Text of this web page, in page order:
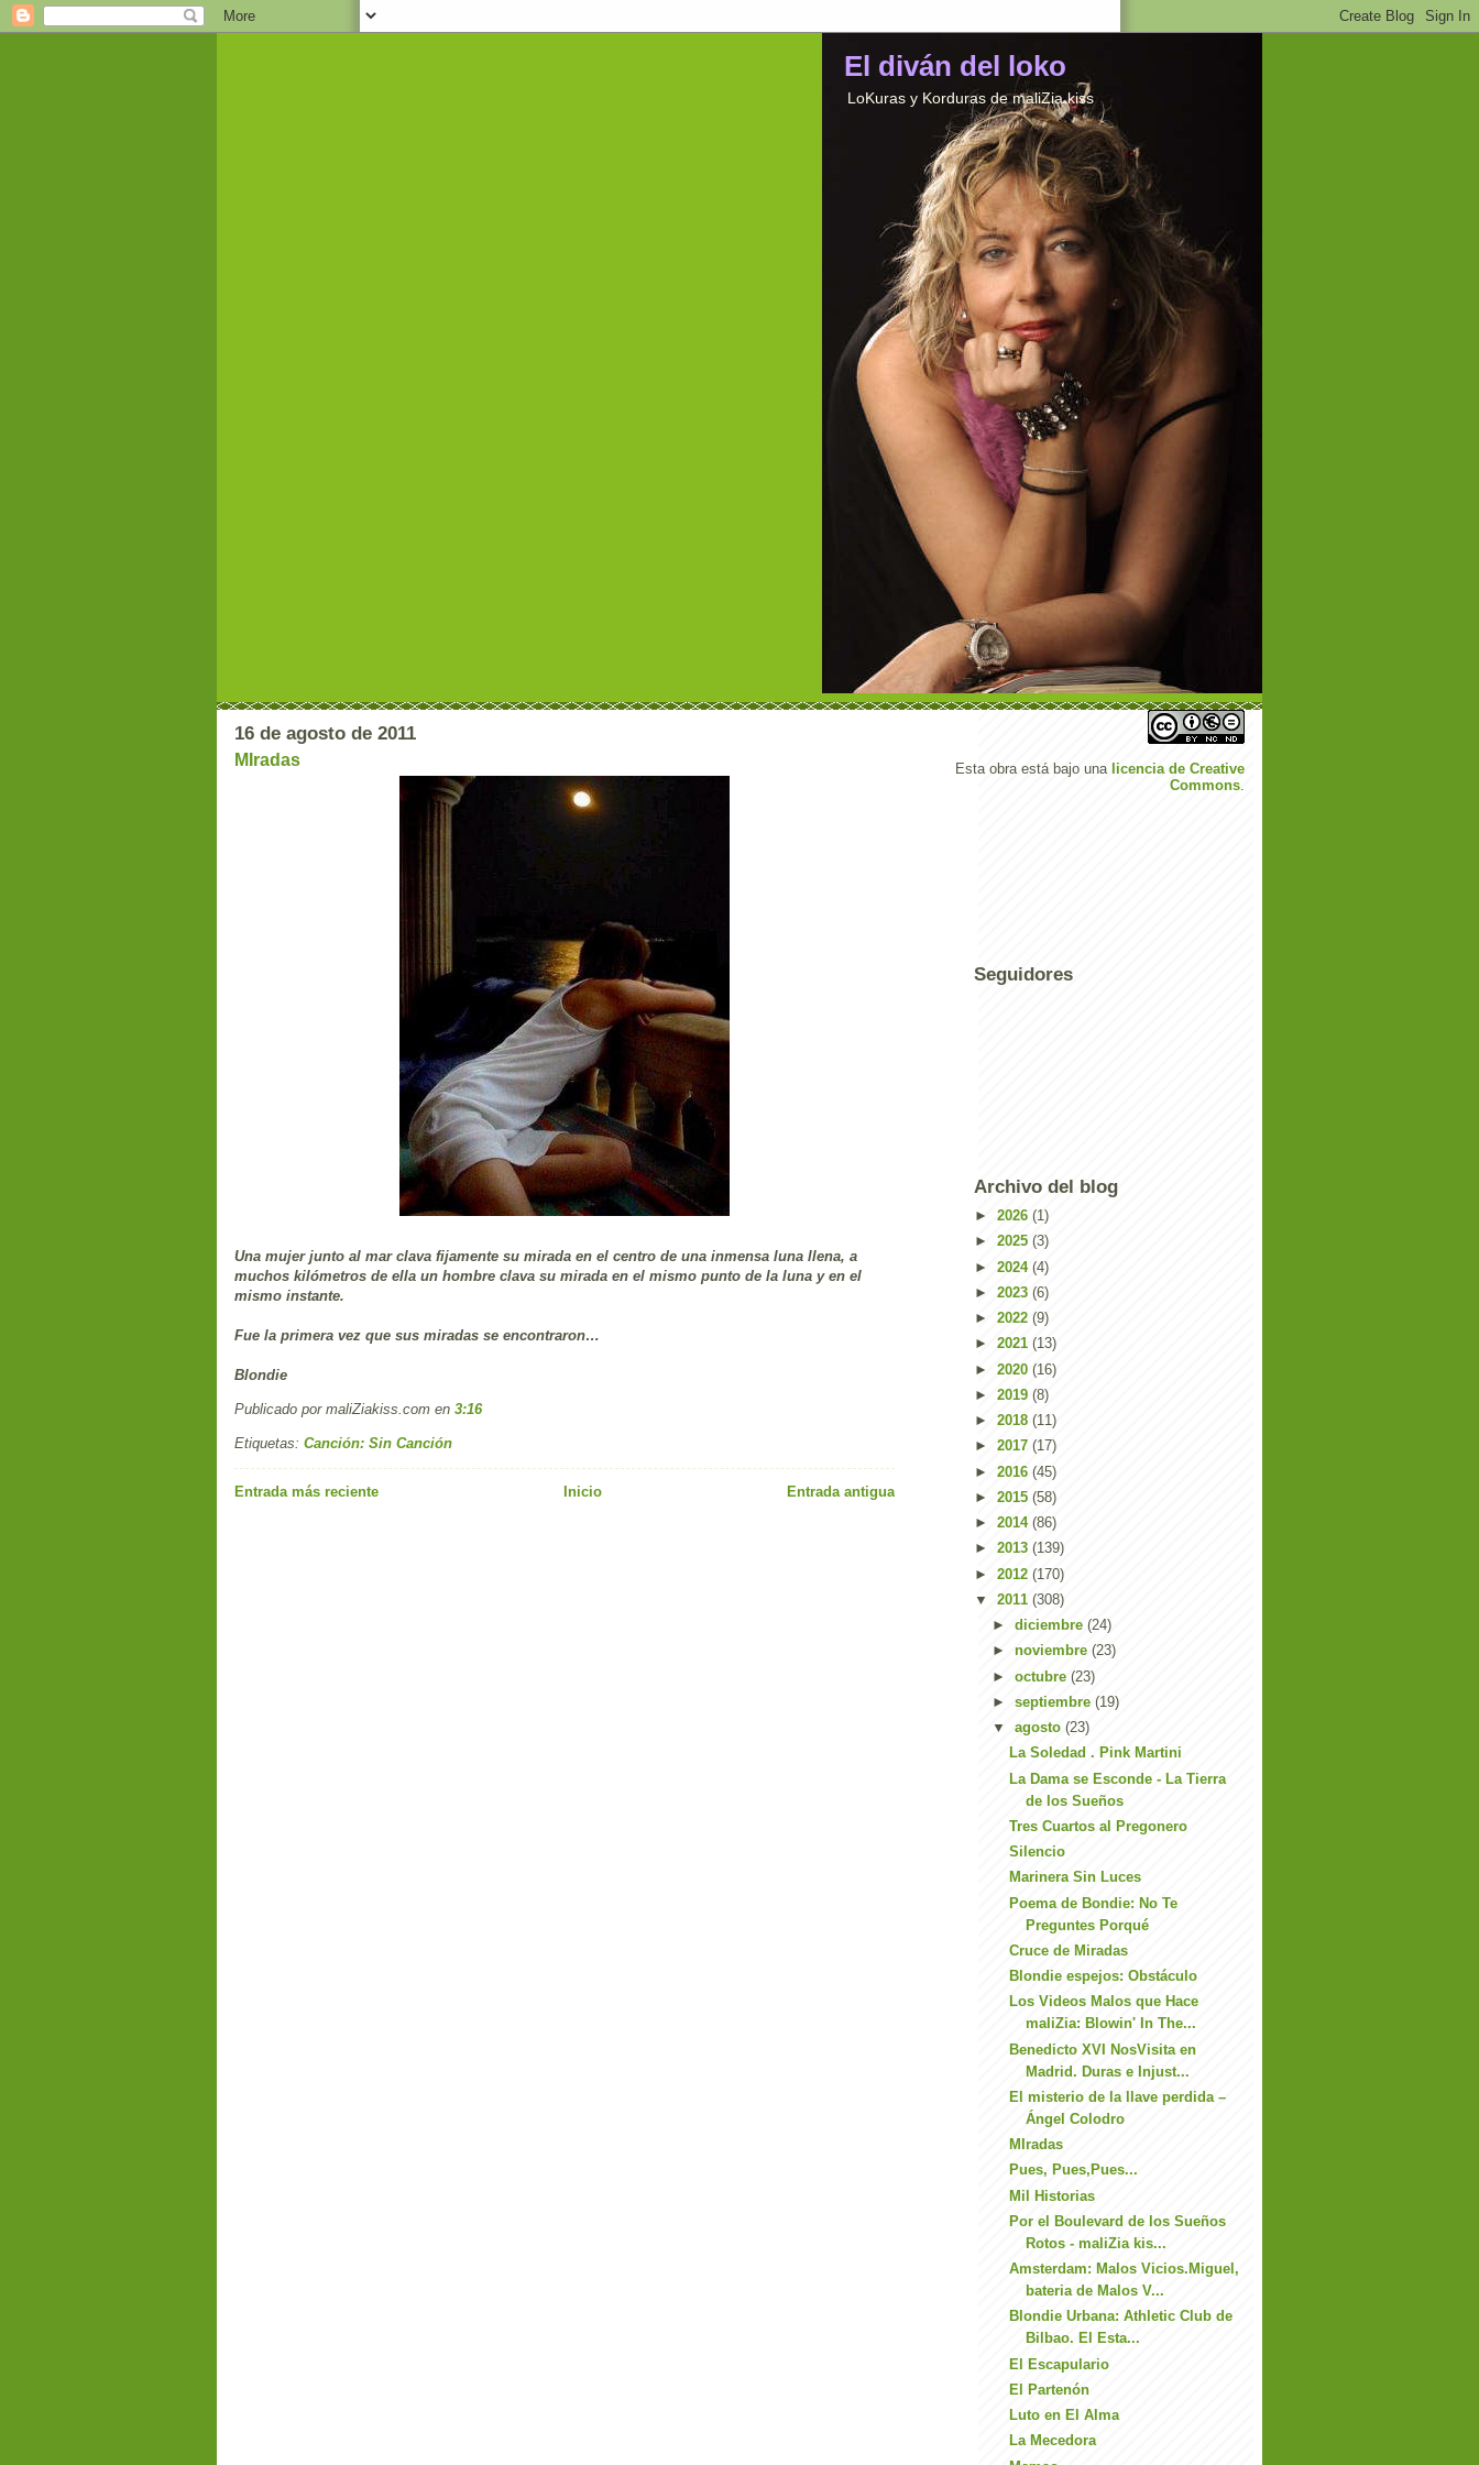
El diván del loko
LoKuras y Korduras de maliZia kiss
16 de agosto de 2011
MIradas
Una mujer junto al mar clava fijamente su mirada en el centro de una inmensa luna llena, a
muchos kilómetros de ella un hombre clava su mirada en el mismo punto de la luna y en el
mismo instante.
Fue la primera vez que sus miradas se encontraron…
Blondie
Publicado por maliZiakiss.com en 3:16
Etiquetas: Canción: Sin Canción
Entrada más reciente Entrada antigua
Inicio
Esta obra está bajo una licencia de Creative
Commons.
Seguidores
Archivo del blog
► 2026 (1)
► 2025 (3)
► 2024 (4)
► 2023 (6)
► 2022 (9)
► 2021 (13)
► 2020 (16)
► 2019 (8)
► 2018 (11)
► 2017 (17)
► 2016 (45)
► 2015 (58)
► 2014 (86)
► 2013 (139)
► 2012 (170)
▼ 2011 (308)
► diciembre (24)
► noviembre (23)
► octubre (23)
► septiembre (19)
▼ agosto (23)
La Soledad . Pink Martini
La Dama se Esconde - La Tierra
de los Sueños
Tres Cuartos al Pregonero
Silencio
Marinera Sin Luces
Poema de Bondie: No Te
Preguntes Porqué
Cruce de Miradas
Blondie espejos: Obstáculo
Los Videos Malos que Hace
maliZia: Blowin' In The...
Benedicto XVI NosVisita en
Madrid. Duras e Injust...
El misterio de la llave perdida –
Ángel Colodro
MIradas
Pues, Pues,Pues...
Mil Historias
Por el Boulevard de los Sueños
Rotos - maliZia kis...
Amsterdam: Malos Vicios.Miguel,
bateria de Malos V...
Blondie Urbana: Athletic Club de
Bilbao. El Esta...
El Escapulario
El Partenón
Luto en El Alma
La Mecedora